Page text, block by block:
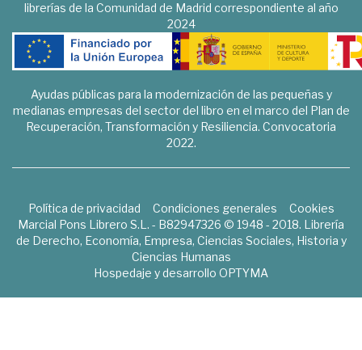
librerías de la Comunidad de Madrid correspondiente al año
2024
Ayudas públicas para la modernización de las pequeñas y
medianas empresas del sector del libro en el marco del Plan de
Recuperación, Transformación y Resiliencia. Convocatoria
2022.
Política de privacidad Condiciones generales
Cookies
Marcial Pons Librero S.L. - B82947326 © 1948 - 2018. Librería
de Derecho, Economía, Empresa, Ciencias Sociales, Historia y
Ciencias Humanas
Hospedaje y desarrollo OPTYMA